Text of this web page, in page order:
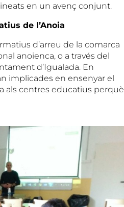
en un avenç conjunt.
de l’Anoia
d’arreu de la comarca
anoienca, o a través del
d’Igualada. En
implicades en ensenyar el
als centres educatius perquè